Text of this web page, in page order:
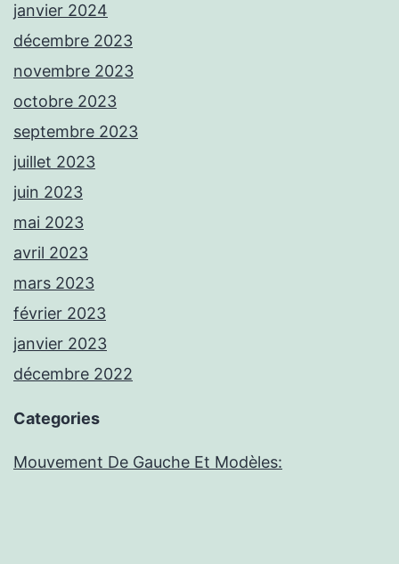
janvier 2024
décembre 2023
novembre 2023
octobre 2023
septembre 2023
juillet 2023
juin 2023
mai 2023
avril 2023
mars 2023
février 2023
janvier 2023
décembre 2022
Categories
Mouvement De Gauche Et Modèles: